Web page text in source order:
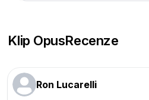
Klip OpusRecenze
Ron Lucarelli